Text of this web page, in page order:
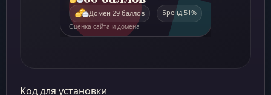
Код для установки